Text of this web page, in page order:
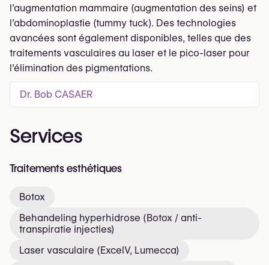
l’augmentation mammaire (augmentation des seins) et
l’abdominoplastie (tummy tuck). Des technologies
avancées sont également disponibles, telles que des
traitements vasculaires au laser et le pico-laser pour
l’élimination des pigmentations.
Dr. Bob CASAER
Services
Traitements esthétiques
Botox
Behandeling hyperhidrose (Botox / anti-
transpiratie injecties)
Laser vasculaire (ExcelV, Lumecca)